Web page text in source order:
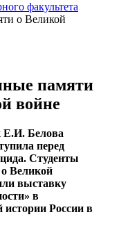
факультета
о Великой
памяти
войне
Е.И. Белова
перед
Студенты
Великой
выставку
в
истории России в